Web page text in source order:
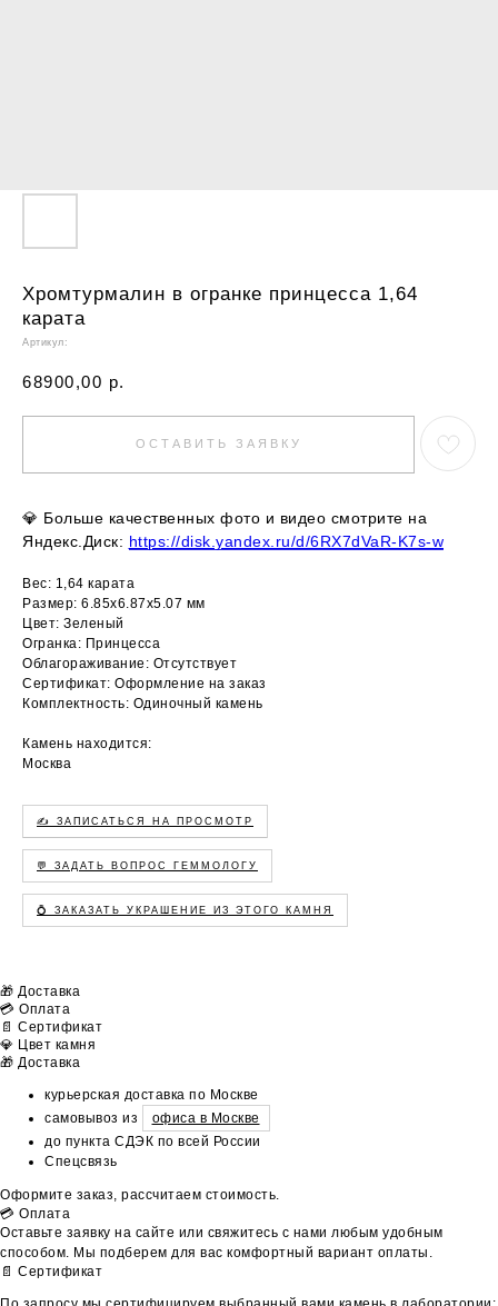
Хромтурмалин в огранке принцесса 1,64
карата
Артикул:
68900,00 р.
ОСТАВИТЬ ЗАЯВКУ
💎 Больше качественных фото и видео смотрите на
Яндекс.Диск: https://disk.yandex.ru/d/6RX7dVaR-K7s-w
Вес: 1,64 карата
Размер: 6.85х6.87х5.07 мм
Цвет: Зеленый
Огранка: Принцесса
Облагораживание: Отсутствует
Сертификат: Оформление на заказ
Комплектность: Одиночный камень
Камень находится:
Москва
✍️ ЗАПИСАТЬСЯ НА ПРОСМОТР
💬 ЗАДАТЬ ВОПРОС ГЕММОЛОГУ
💍 ЗАКАЗАТЬ УКРАШЕНИЕ ИЗ ЭТОГО КАМНЯ
🎁 Доставка
💳 Оплата
📄 Сертификат
💎 Цвет камня
🎁 Доставка
курьерская доставка по Москве
самовывоз из
офиса в Москве
до пункта СДЭК по всей России
Спецсвязь
Оформите заказ, рассчитаем стоимость.
💳 Оплата
Оставьте заявку на сайте или свяжитесь с нами любым удобным
способом. Мы подберем для вас комфортный вариант оплаты.
📄 Сертификат